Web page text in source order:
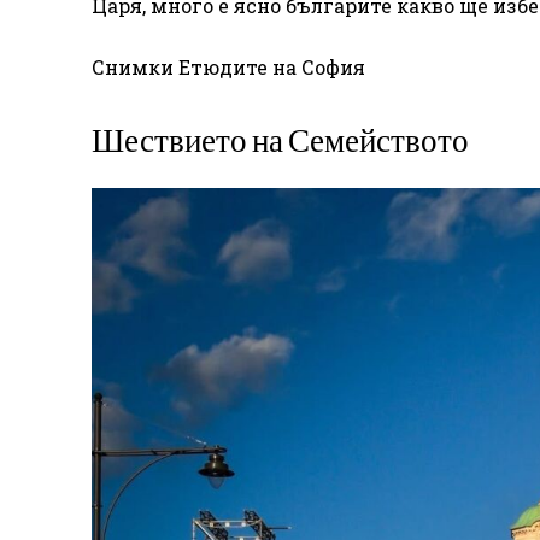
Царя, много е ясно българите какво ще
Снимки Етюдите на София
Шествието на Семейството